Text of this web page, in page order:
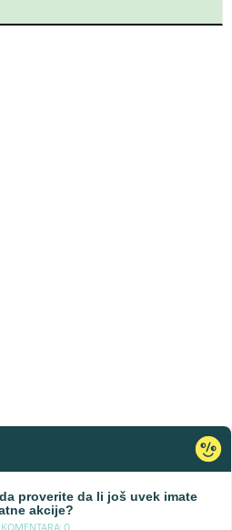
proverite da li još uvek imate
akcije?
KOMENTARA: 0